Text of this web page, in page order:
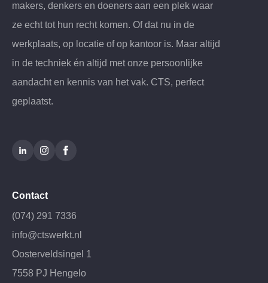
makers, denkers en doeners aan een plek waar
ze echt tot hun recht komen. Of dat nu in de
werkplaats, op locatie of op kantoor is. Maar altijd
in de techniek én altijd met onze persoonlijke
aandacht en kennis van het vak. CTS, perfect
geplaatst.
Contact
(074) 291 7336
info@ctswerkt.nl
Oosterveldsingel 1
7558 PJ Hengelo